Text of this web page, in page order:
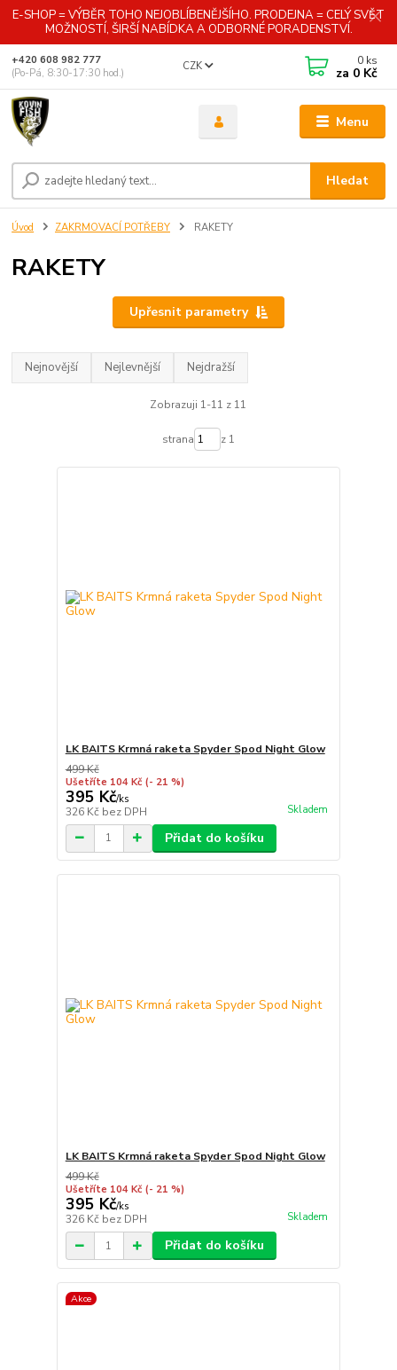
E-SHOP = VÝBĚR TOHO NEJOBLÍBENĚJŠÍHO. PRODEJNA = CELÝ SVĚT
MOŽNOSTÍ, ŠIRŠÍ NABÍDKA A ODBORNÉ PORADENSTVÍ.
Menu
CZK
Hledat
+420 608 982 777
(Po-Pá, 8:30-17:30 hod.)
0 ks
za 0 Kč
Úvod ZAKRMOVACÍ POTŘEBY RAKETY
RAKETY
Upřesnit parametry
Nejnovější Nejlevnější Nejdražší
Zobrazuji 1-11 z 11
strana z 1
LK BAITS Krmná raketa Spyder Spod Night Glow
499 Kč
Ušetříte 104 Kč (- 21 %)
395 Kč/ks
326 Kč bez DPH Skladem
Přidat do košíku
LK BAITS Krmná raketa Spyder Spod Night Glow
499 Kč
Ušetříte 104 Kč (- 21 %)
395 Kč/ks
326 Kč bez DPH Skladem
Přidat do košíku
Akce